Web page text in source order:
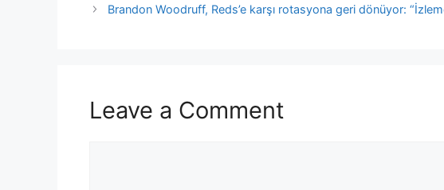
Brandon Woodruff, Reds’e karşı rotasyona geri dönüyor:
Leave a Comment